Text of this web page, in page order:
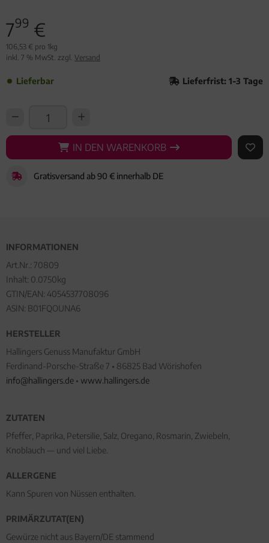
799 €
106,53 € pro 1kg
inkl. 7 % MwSt. zzgl. Versand
Lieferbar Lieferfrist: 1-3 Tage
IN DEN WARENKORB
IN DEN WARENKORB AUF
Gratisversand ab 90 € innerhalb DE
INFORMATIONEN
Art.Nr.: 70809
Inhalt: 0.0750kg
GTIN/EAN: 4054537708096
ASIN: B01FQOUNA6
HERSTELLER
Hallingers Genuss Manufaktur GmbH
Ferdinand-Porsche-Straße 7 • 86825 Bad Wörishofen
info@hallingers.de • www.hallingers.de
ZUTATEN
Pfeffer, Paprika, Petersilie, Salz, Oregano, Rosmarin, Zwiebeln,
Knoblauch — und viel Liebe.
ALLERGENE
Kann Spuren von Nüssen enthalten.
PRIMÄRZUTAT(EN)
Gewürze nicht aus Bayern/DE stammend